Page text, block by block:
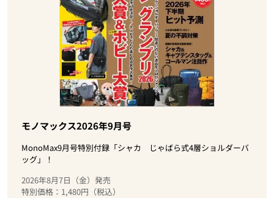
モノマックス2026年9月号
MonoMax9月号特別付録「シャカ じゃばら式4層ショルダーバ
ッグ」！
2026年8月7日（金）発売
特別価格：1,480円（税込）